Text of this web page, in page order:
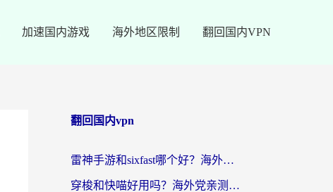
加速国内游戏 海外地区限制 翻回国内VPN
翻回国内vpn
雷神手游和sixfast哪个好？海外党亲测3款回国加速器，教你选对不踩坑
穿梭和快喵好用吗？海外党亲测：小众加速器对比+番茄加速器深度体验